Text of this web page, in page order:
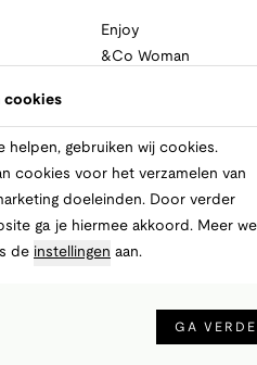
Enjoy
&Co Woman
cookies
gebruiken wij cookies.
cookies voor het verzamelen van
doeleinden. Door verder
ga je hiermee akkoord. Meer
de instellingen aan.
GA